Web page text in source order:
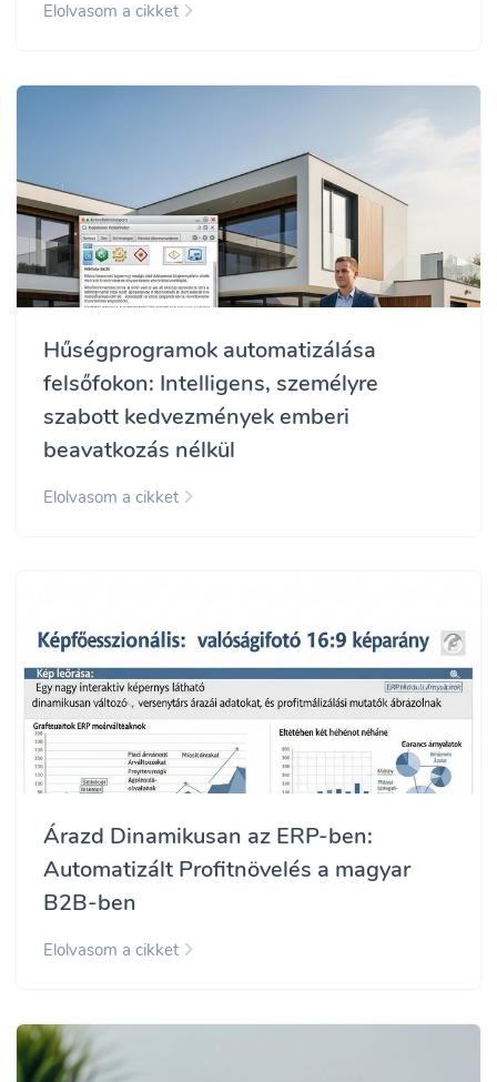
Elolvasom a cikket
Hűségprogramok automatizálása
felsőfokon: Intelligens, személyre
szabott kedvezmények emberi
beavatkozás nélkül
Elolvasom a cikket
Árazd Dinamikusan az ERP-ben:
Automatizált Profitnövelés a magyar
B2B-ben
Elolvasom a cikket